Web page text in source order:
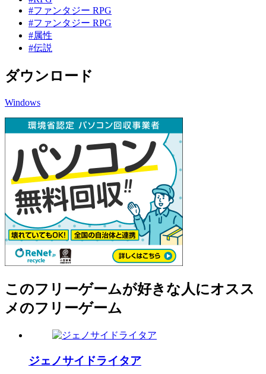
#ファンタジー RPG
#ファンタジー RPG
#属性
#伝説
ダウンロード
Windows
このフリーゲームが好きな人にオスス
メのフリーゲーム
ジェノサイドライタア